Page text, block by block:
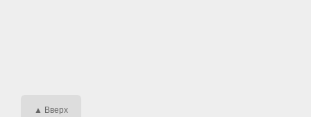
▲ Вверх